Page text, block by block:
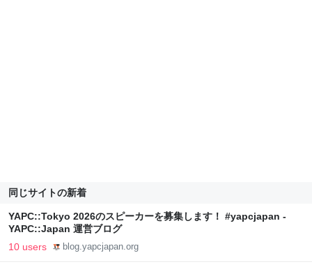
同じサイトの新着
YAPC::Tokyo 2026のスピーカーを募集します！ #yapcjapan -
YAPC::Japan 運営ブログ
10 users blog.yapcjapan.org